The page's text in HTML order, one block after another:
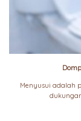
Menyusui adalah